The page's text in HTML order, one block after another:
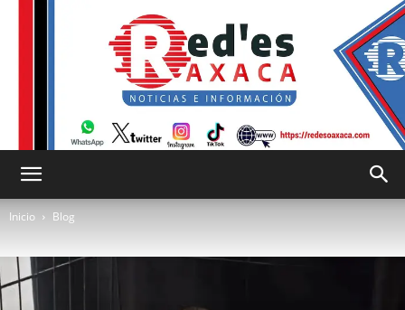
Inicio Blog